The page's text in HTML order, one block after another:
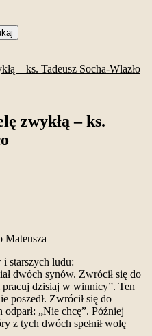
– ks. Tadeusz Socha-Wlazło
zwykłą – ks.
Mateusza
i starszych ludu:
dwóch synów. Zwrócił się do
dzisiaj w winnicy”. Ten
poszedł. Zwrócił się do
„Nie chcę”. Później
z tych dwóch spełnił wolę